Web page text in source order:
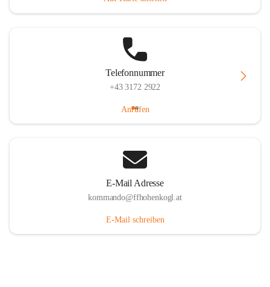
Telefonnummer
+43 3172 2922
Anrufen
E-Mail Adresse
kommando@ffhohenkogl.at
E-Mail schreiben